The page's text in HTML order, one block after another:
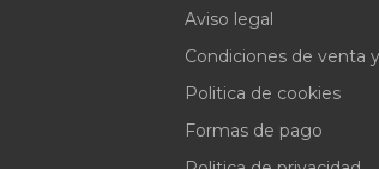
Aviso legal
Condiciones de venta
Politica de cookies
Formas de pago